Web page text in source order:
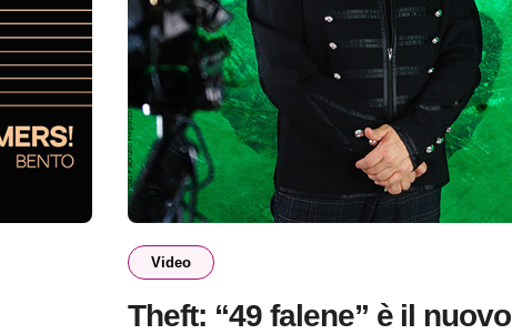
Video
Theft: “49 falene” è il nuovo